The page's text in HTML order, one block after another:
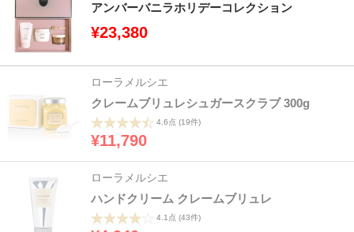
アンバーバニラホリデーコレクション
¥23,380
ローラメルシエ
クレームブリュレシュガースクラブ 300g
4.6点 (19件)
¥11,790
ローラメルシエ
ハンドクリーム クレームブリュレ
4.1点 (43件)